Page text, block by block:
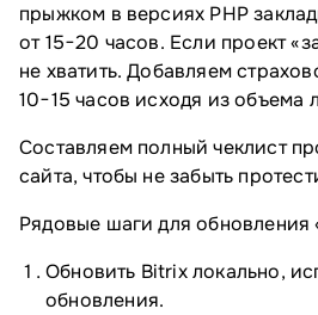
прыжком в версиях PHP
от 15−20 часов. Если проект
не хватить. Добавляем
10−15 часов исходя из объема
Составляем полный чеклист
сайта, чтобы не забыть
Рядовые шаги для обновления
Обновить Bitrix локально,
обновления.